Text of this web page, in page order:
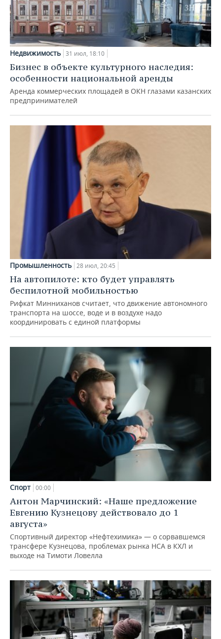
Недвижимость 31 июл, 18:10
Бизнес в объекте культурного наследия:
особенности национальной аренды
Аренда коммерческих площадей в ОКН глазами казанских
предпринимателей
Промышленность 28 июл, 20:45
На автопилоте: кто будет управлять
беспилотной мобильностью
Рифкат Минниханов считает, что движение автономного
транспорта на шоссе, воде и в воздухе надо
координировать с единой платформы
Спорт 00:00
Антон Марчинский: «Наше предложение
Евгению Кузнецову действовало до 1
августа»
Спортивный директор «Нефтехимика» — о сорвавшемся
трансфере Кузнецова, проблемах рынка НСА в КХЛ и
выходе на Тимоти Ловелла